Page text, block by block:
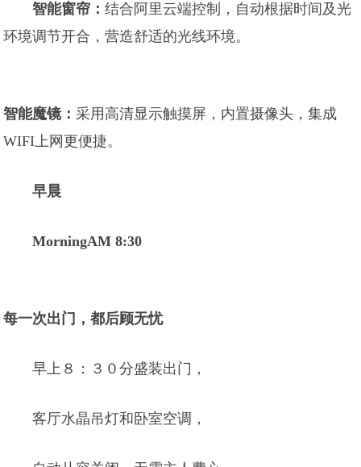
智能窗帘：结合阿里云端控制，自动根据时间及光
环境调节开合，营造舒适的光线环境。
智能魔镜：采用高清显示触摸屏，内置摄像头，集成
WIFI上网更便捷。
早晨
MorningAM 8:30
每一次出门，都后顾无忧
早上８：３０分盛装出门，
客厅水晶吊灯和卧室空调，